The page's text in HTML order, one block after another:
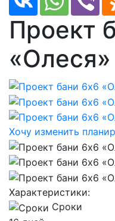
Проект
«Олеся»
Хочу изменить
Характеристики:
Сроки